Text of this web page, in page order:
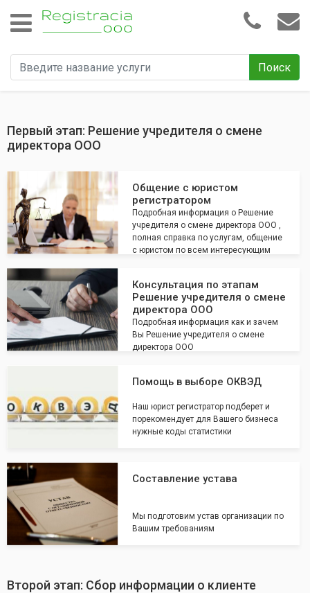
Поиск
Первый этап: Решение учредителя о смене
директора ООО
Общение с юристом
регистратором
Подробная информация о Решение
учредителя о смене директора ООО ,
полная справка по услугам, общение
с юристом по всем интересующим
Консультация по этапам
Решение учредителя о смене
директора ООО
Подробная информация как и зачем
Вы Решение учредителя о смене
директора ООО
Помощь в выборе ОКВЭД
Наш юрист регистратор подберет и
порекомендует для Вашего бизнеса
нужные коды статистики
Составление устава
Мы подготовим устав организации по
Вашим требованиям
Второй этап: Сбор информации о клиенте